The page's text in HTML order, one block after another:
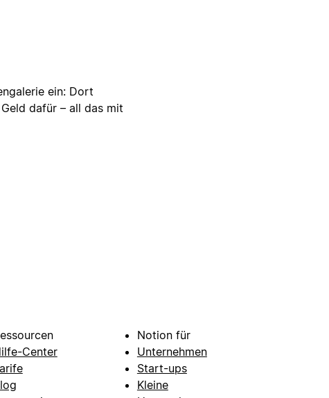
ein: Dort
dafür – all das mit
Center
Notion für
Unternehmen
Start-ups
Kleine